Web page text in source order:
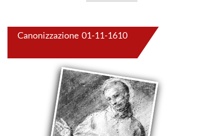
Canonizzazione 01-11-1610